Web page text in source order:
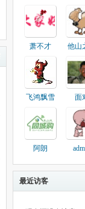
萧不才 他山
飞鸿飘雪 面
阿朗
最近访客